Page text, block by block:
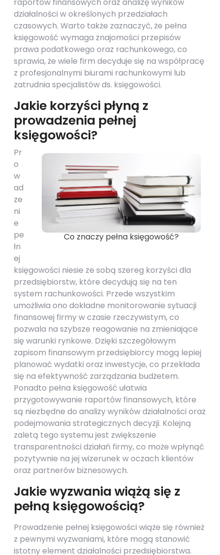
działalności w określonych przedziałach
czasowych. Warto także zaznaczyć, że pełna
księgowość wymaga znajomości przepisów
prawa podatkowego oraz rachunkowego, co
sprawia, że wiele firm decyduje się na współpracę
z profesjonalnymi biurami rachunkowymi lub
zatrudnia specjalistów ds. księgowości.
Jakie korzyści płyną z
prowadzenia pełnej
księgowości?
Co znaczy pełna księgowość?
Pr
o
w
ad
ze
ni
e
pe
łn
ej
księgowości niesie ze sobą szereg korzyści dla
przedsiębiorstw, które decydują się na ten
system rachunkowości. Przede wszystkim
umożliwia ono dokładne monitorowanie sytuacji
finansowej firmy w czasie rzeczywistym, co
pozwala na szybsze reagowanie na zmieniające
się warunki rynkowe. Dzięki szczegółowym
zapisom finansowym przedsiębiorcy mogą lepiej
planować wydatki oraz inwestycje, co przekłada
się na efektywność zarządzania budżetem.
Ponadto pełna księgowość ułatwia
przygotowywanie raportów finansowych, które
są niezbędne do analizy wyników działalności oraz
podejmowania strategicznych decyzji. Kolejną
zaletą tego systemu jest zwiększenie
transparentności działań firmy, co może wpłynąć
pozytywnie na jej wizerunek w oczach klientów
oraz partnerów biznesowych.
Jakie wyzwania wiążą się z
pełną księgowością?
Prowadzenie pełnej księgowości wiąże się również
z pewnymi wyzwaniami, które mogą stanowić
istotny element działalności przedsiębiorstwa.